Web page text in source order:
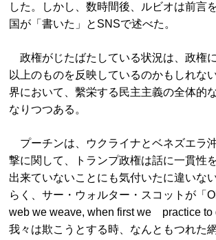
した。しかし、数時間後、ルビオは前言
国が「書いた」とSNSで述べた。
政権がじたばたしている状況は、政権
以上のものを反映しているのかもしれな
界において、繫栄する民主主義の全体的
なりつつある。
プーチンは、ウクライナとベネズエラ
撃に関して、トランプ政権は話に一貫性
出来ていないことにも気付いたに違いな
らく、サー・ウォルター・スコットが「
web we weave, when first we practice to
我々は欺こうとする時、なんともつれた